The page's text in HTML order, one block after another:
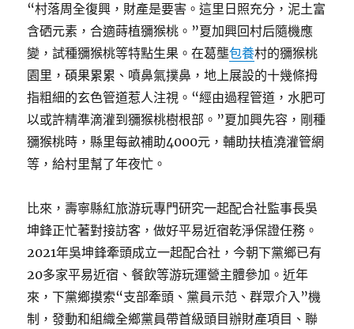
“村落周全復興，財產是要害。這里日照充分，泥土富
含硒元素，合適蒔植獼猴桃。”夏加興回村后隨機應
變，試種獼猴桃等特點生果。在葛壟包養村的獼猴桃
園里，碩果累累、噴鼻氣撲鼻，地上展設的十幾條拇
指粗細的玄色管道惹人注視。“經由過程管道，水肥可
以或許精準滴灌到獼猴桃樹根部。”夏加興先容，剛種
獼猴桃時，縣里每畝補助4000元，輔助扶植澆灌管網
等，給村里幫了年夜忙。
比來，壽寧縣紅旅游玩專門研究一起配合社監事長吳
坤鋒正忙著對接訪客，做好平易近宿乾淨保證任務。
2021年吳坤鋒牽頭成立一起配合社，今朝下黨鄉已有
20多家平易近宿、餐飲等游玩運營主體參加。近年
來，下黨鄉摸索“支部牽頭、黨員示范、群眾介入”機
制，發動和組織全鄉黨員帶首級頭目辦財產項目、聯